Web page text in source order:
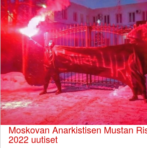
Moskovan Anarkistisen Mustan
2022 uutiset